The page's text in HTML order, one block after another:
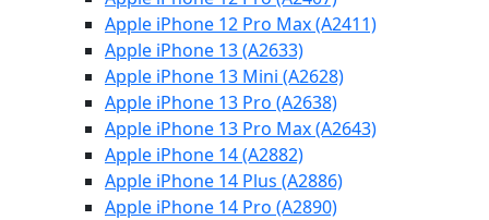
Apple iPhone 12 Pro Max (A2411)
Apple iPhone 13 (A2633)
Apple iPhone 13 Mini (A2628)
Apple iPhone 13 Pro (A2638)
Apple iPhone 13 Pro Max (A2643)
Apple iPhone 14 (A2882)
Apple iPhone 14 Plus (A2886)
Apple iPhone 14 Pro (A2890)